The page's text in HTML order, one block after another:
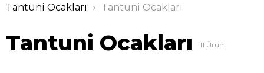
Tantuni Ocakları
Tantuni Ocakları
Tantuni Ocakları 11 Ürün